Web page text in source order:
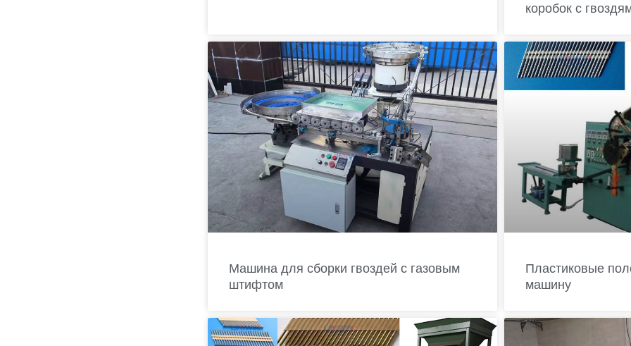
коробок с
Машина для сборки гвоздей с газовым
штифтом
Пластиковые
машину